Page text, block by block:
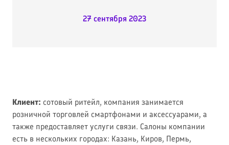
27 сентября 2023
Клиент: сотовый ритейл, компания занимается
розничной торговлей смартфонами и аксессуарами, а
также предоставляет услуги связи. Салоны компании
есть в нескольких городах: Казань, Киров, Пермь,